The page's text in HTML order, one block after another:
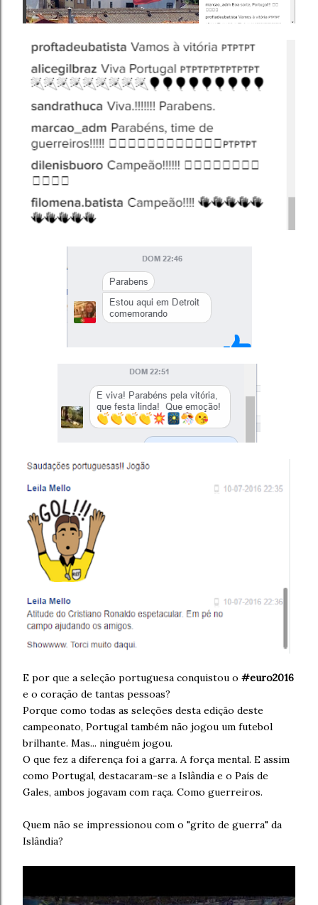
E por que a seleção portuguesa conquistou o #euro2016
e o coração de tantas pessoas?
Porque como todas as seleções desta edição deste
campeonato, Portugal também não jogou um futebol
brilhante. Mas... ninguém jogou.
O que fez a diferença foi a garra. A força mental. E assim
como Portugal, destacaram-se a Islândia e o País de
Gales, ambos jogavam com raça. Como guerreiros.
Quem não se impressionou com o "grito de guerra" da
Islândia?